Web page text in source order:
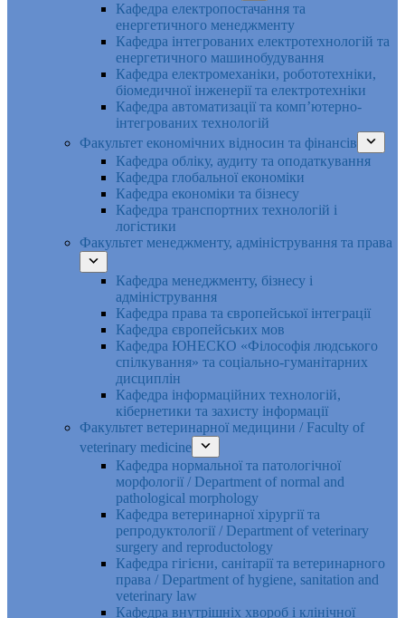
Кафедра електропостачання та
енергетичного менеджменту
Кафедра інтегрованих електротехнологій та
енергетичного машинобудування
Кафедра електромеханіки, робототехніки,
біомедичної інженерії та електротехніки
Кафедра автоматизації та комп’ютерно-
інтегрованих технологій
Факультет економічних відносин та фінансів
Кафедра обліку, аудиту та оподаткування
Кафедра глобальної економіки
Кафедра економіки та бізнесу
Кафедра транспортних технологій і
логістики
Факультет менеджменту, адміністрування та права
Кафедра менеджменту, бізнесу і
адміністрування
Кафедра права та європейської інтеграції
Кафедра європейських мов
Кафедра ЮНЕСКО «Філософія людського
спілкування» та соціально-гуманітарних
дисциплін
Кафедра інформаційних технологій,
кібернетики та захисту інформації
Факультет ветеринарної медицини / Faculty of
veterinary medicine
Кафедра нормальної та патологічної
морфології / Department of normal and
pathological morphology
Кафедра ветеринарної хірургії та
репродуктології / Department of veterinary
surgery and reproductology
Кафедра гігієни, санітарії та ветеринарного
права / Department of hygiene, sanitation and
veterinary law
Кафедра внутрішніх хвороб і клінічної